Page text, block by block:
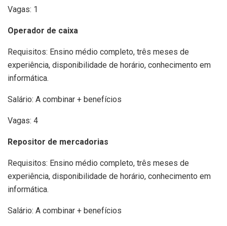
Vagas: 1
Operador de caixa
Requisitos: Ensino médio completo, três meses de
experiência, disponibilidade de horário, conhecimento em
informática.
Salário: A combinar + benefícios
Vagas: 4
Repositor de mercadorias
Requisitos: Ensino médio completo, três meses de
experiência, disponibilidade de horário, conhecimento em
informática.
Salário: A combinar + benefícios